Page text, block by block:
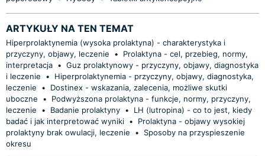
ARTYKUŁY NA TEN TEMAT
Hiperprolaktynemia (wysoka prolaktyna) - charakterystyka i
przyczyny, objawy, leczenie
•
Prolaktyna - cel, przebieg, normy,
interpretacja • Guz prolaktynowy - przyczyny, objawy, diagnostyka
i leczenie
•
Hiperprolaktynemia - przyczyny, objawy, diagnostyka,
leczenie
•
Dostinex - wskazania, zalecenia, możliwe skutki
uboczne
•
Podwyższona prolaktyna - funkcje, normy, przyczyny,
leczenie
• Badanie prolaktyny •
LH (lutropina) - co to jest, kiedy
badać i jak interpretować wyniki •
Prolaktyna - objawy wysokiej
prolaktyny brak owulacji, leczenie
•
Sposoby na przyspieszenie
okresu